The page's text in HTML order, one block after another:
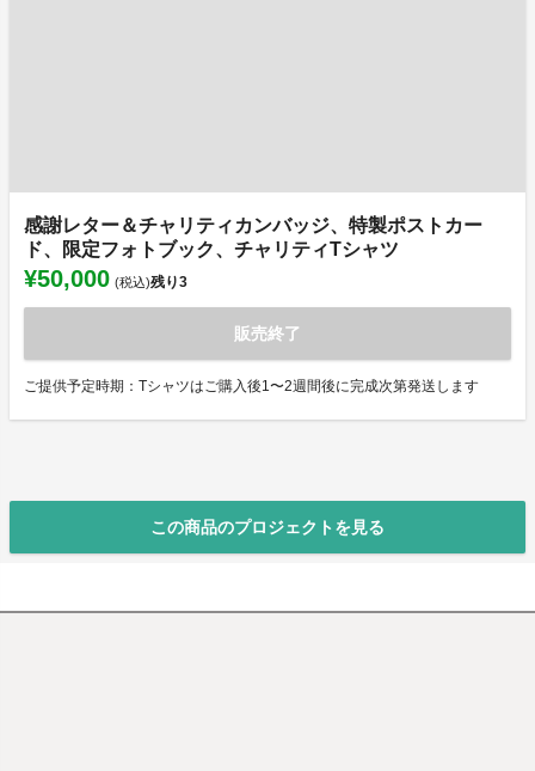
感謝レター＆チャリティカンバッジ、特製ポストカー
ド、限定フォトブック、チャリティTシャツ
¥50,000 (税込)残り3
販売終了
ご提供予定時期：Tシャツはご購入後1〜2週間後に完成次第発送します
この商品のプロジェクトを見る